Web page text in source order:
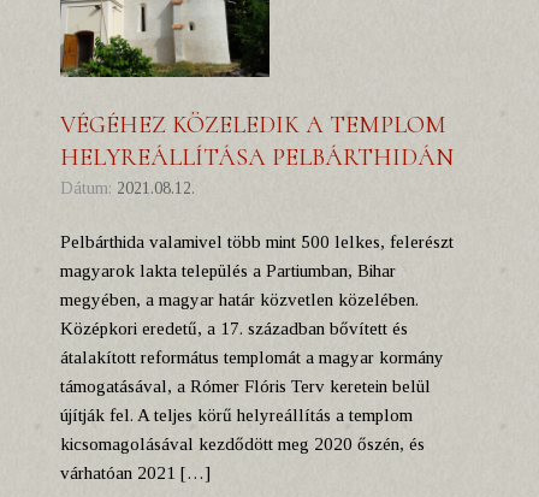
VÉGÉHEZ KÖZELEDIK A TEMPLOM
HELYREÁLLÍTÁSA PELBÁRTHIDÁN
Dátum: 2021.08.12.
Pelbárthida valamivel több mint 500 lelkes, felerészt
magyarok lakta település a Partiumban, Bihar
megyében, a magyar határ közvetlen közelében.
Középkori eredetű, a 17. században bővített és
átalakított református templomát a magyar kormány
támogatásával, a Rómer Flóris Terv keretein belül
újítják fel. A teljes körű helyreállítás a templom
kicsomagolásával kezdődött meg 2020 őszén, és
várhatóan 2021 […]